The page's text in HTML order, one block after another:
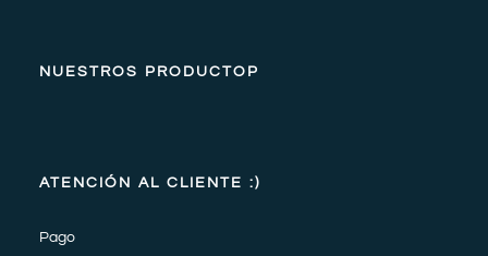
NUESTROS PRODUCTOP
ATENCIÓN AL CLIENTE :)
Pago